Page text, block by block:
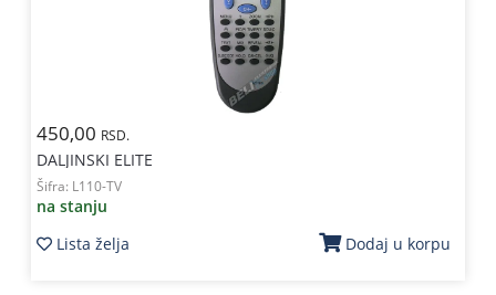
450,00 RSD.
DALJINSKI ELITE
Šifra: L110-TV
na stanju
Lista želja
Dodaj u korpu